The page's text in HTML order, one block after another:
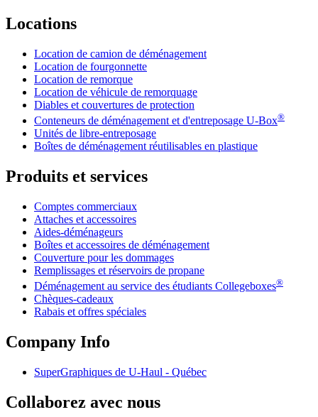
Locations
Location de camion de déménagement
Location de fourgonnette
Location de remorque
Location de véhicule de remorquage
Diables et couvertures de protection
Conteneurs de déménagement et d'entreposage U-Box®
Unités de libre-entreposage
Boîtes de déménagement réutilisables en plastique
Produits et services
Comptes commerciaux
Attaches et accessoires
Aides-déménageurs
Boîtes et accessoires de déménagement
Couverture pour les dommages
Remplissages et réservoirs de propane
Déménagement au service des étudiants Collegeboxes®
Chèques-cadeaux
Rabais et offres spéciales
Company Info
SuperGraphiques de U-Haul - Québec
Collaborez avec nous